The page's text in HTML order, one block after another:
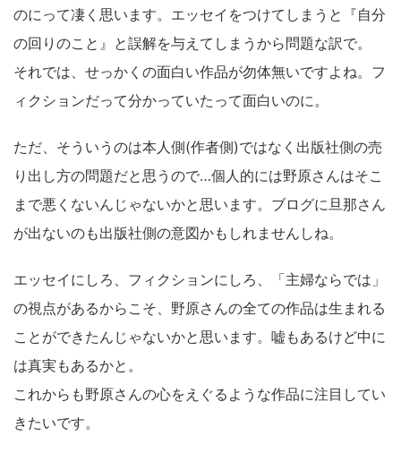
のにって凄く思います。エッセイをつけてしまうと『自分
の回りのこと』と誤解を与えてしまうから問題な訳で。
それでは、せっかくの面白い作品が勿体無いですよね。フ
ィクションだって分かっていたって面白いのに。
ただ、そういうのは本人側(作者側)ではなく出版社側の売
り出し方の問題だと思うので…個人的には野原さんはそこ
まで悪くないんじゃないかと思います。ブログに旦那さん
が出ないのも出版社側の意図かもしれませんしね。
エッセイにしろ、フィクションにしろ、「主婦ならでは」
の視点があるからこそ、野原さんの全ての作品は生まれる
ことができたんじゃないかと思います。嘘もあるけど中に
は真実もあるかと。
これからも野原さんの心をえぐるような作品に注目してい
きたいです。